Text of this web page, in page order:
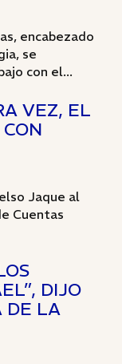
encabezado
se
con el...
VEZ, EL
Jaque al
Cuentas
DIJO
DE LA